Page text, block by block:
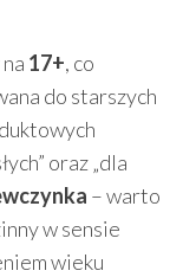
17+, co
do starszych
oraz „dla
– warto
w sensie
wieku